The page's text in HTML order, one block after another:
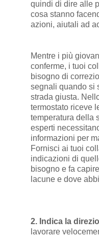
quindi di dire alle
cosa stanno
azioni, aiutali ad
Mentre i più
conferme, i tuoi
bisogno di
segnali quando si
strada giusta.
termostato riceve
temperatura della
esperti
informazioni per
Fornisci ai tuoi
indicazioni di
bisogno e fa
lacune e dove
2. Indica la
lavorare